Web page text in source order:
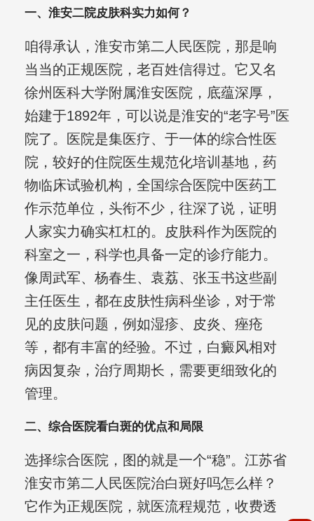
一、淮安二院皮肤科实力如何？
咱得承认，淮安市第二人民医院，那是响
当当的正规医院，老百姓信得过。它又名
徐州医科大学附属淮安医院，底蕴深厚，
始建于1892年，可以说是淮安的“老字号”医
院了。医院是集医疗、于一体的综合性医
院，较好的住院医生规范化培训基地，药
物临床试验机构，全国综合医院中医药工
作示范单位，头衔不少，往深了说，证明
人家实力确实杠杠的。皮肤科作为医院的
科室之一，科学也具备一定的诊疗能力。
像周武军、杨春生、袁荔、张玉书这些副
主任医生，都在皮肤性病科坐诊，对于常
见的皮肤问题，例如湿疹、皮炎、痤疮
等，都有丰富的经验。不过，白癜风相对
病因复杂，治疗周期长，需要更细致化的
管理。
二、综合医院看白斑的优点和局限
选择综合医院，图的就是一个“稳”。江苏省
淮安市第二人民医院治白斑好吗怎么样？
它作为正规医院，就医流程规范，收费透